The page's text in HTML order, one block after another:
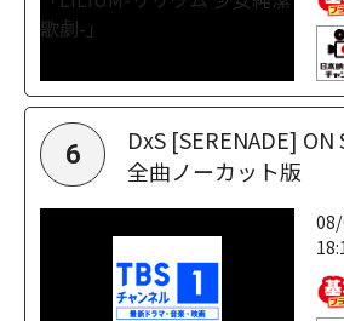
6
DxS [SERENADE] ON
全曲ノーカット版